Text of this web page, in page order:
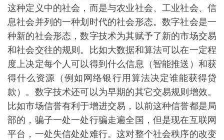
这种定义中的社会，而是与农业社会、工业社会、信
息社会并列的一种划时代的社会形态。数字社会是一
种新的社会形态，数字技术为其赋予了新的市场交易
和社会交往的规则。比如大数据和算法可以在一定程
度上决定每个人可以得到什么信息（智能推送）和获
得什么资源（例如网络银行用算法决定谁能获得贷
款）。数字技术还可以为早期的其它交易规则增效。
比如市场信誉有利于增进交易，以前这种信誉都是局
部的，骗子一处一处行骗走遍全国，但是现在互联网
平台，一处失信处处难行。这对整个社会秩序的改变